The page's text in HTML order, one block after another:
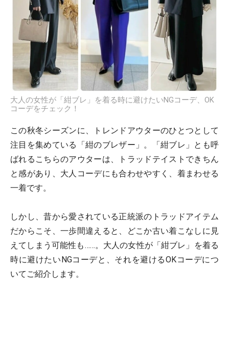
大人の女性が「紺ブレ」を着る時に避けたいNGコーデ、OK
コーデをチェック！
この秋冬シーズンに、トレンドアウターのひとつとして
注目を集めている「紺のブレザー」。「紺ブレ」とも呼
ばれるこちらのアウターは、トラッドテイストできちん
と感があり、大人コーデにも合わせやすく、着まわせる
一着です。
しかし、昔から愛されている正統派のトラッドアイテム
だからこそ、一歩間違えると、どこか古い着こなしに見
えてしまう可能性も……。大人の女性が「紺ブレ」を着る
時に避けたいNGコーデと、それを避けるOKコーデにつ
いてご紹介します。